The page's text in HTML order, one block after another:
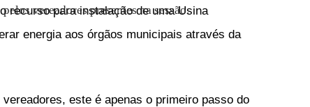
vereadores presentes na sessão.
recurso para instalação de uma Usina
energia aos órgãos municipais através da
este é apenas o primeiro passo do